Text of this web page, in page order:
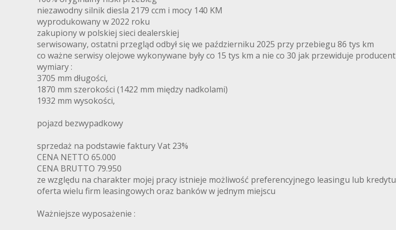
niezawodny silnik diesla 2179 ccm i mocy 140 KM
wyprodukowany w 2022 roku
zakupiony w polskiej sieci dealerskiej
serwisowany, ostatni przegląd odbył się we październiku 2025 przy przebiegu 86 tys km
co ważne serwisy olejowe wykonywane były co 15 tys km a nie co 30 jak przewiduje producent
wymiary :
3705 mm długości,
1870 mm szerokości (1422 mm między nadkolami)
1932 mm wysokości,
pojazd bezwypadkowy
sprzedaż na podstawie faktury Vat 23%
CENA NETTO 65.000
CENA BRUTTO 79.950
ze względu na charakter mojej pracy istnieje możliwość preferencyjnego leasingu lub kredytu
oferta wielu firm leasingowych oraz banków w jednym miejscu
Ważniejsze wyposażenie :